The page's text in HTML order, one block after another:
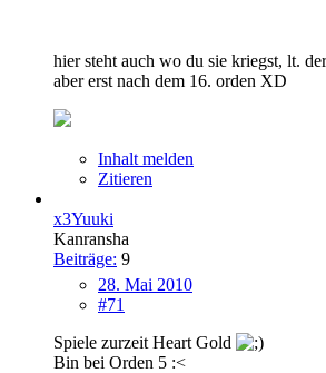
hier steht auch wo du sie kriegst, lt.
aber erst nach dem 16. orden XD
Inhalt melden
Zitieren
x3Yuuki
Kanransha
Beiträge: 9
28. Mai 2010
#71
Spiele zurzeit Heart Gold
Bin bei Orden 5 :<